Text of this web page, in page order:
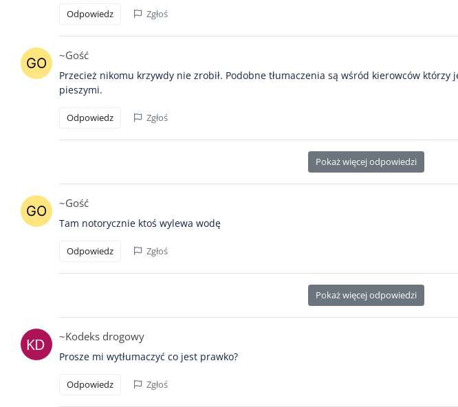
Odpowiedz Zgłoś
~Gość
Przecież nikomu krzywdy nie zrobił. Podobne tłumaczenia są wśród kierowców
pieszymi.
Odpowiedz Zgłoś
Pokaż więcej odpowiedzi
~Gość
Tam notorycznie ktoś wylewa wodę
Odpowiedz Zgłoś
Pokaż więcej odpowiedzi
~Kodeks drogowy
Prosze mi wytłumaczyć co jest prawko?
Odpowiedz Zgłoś